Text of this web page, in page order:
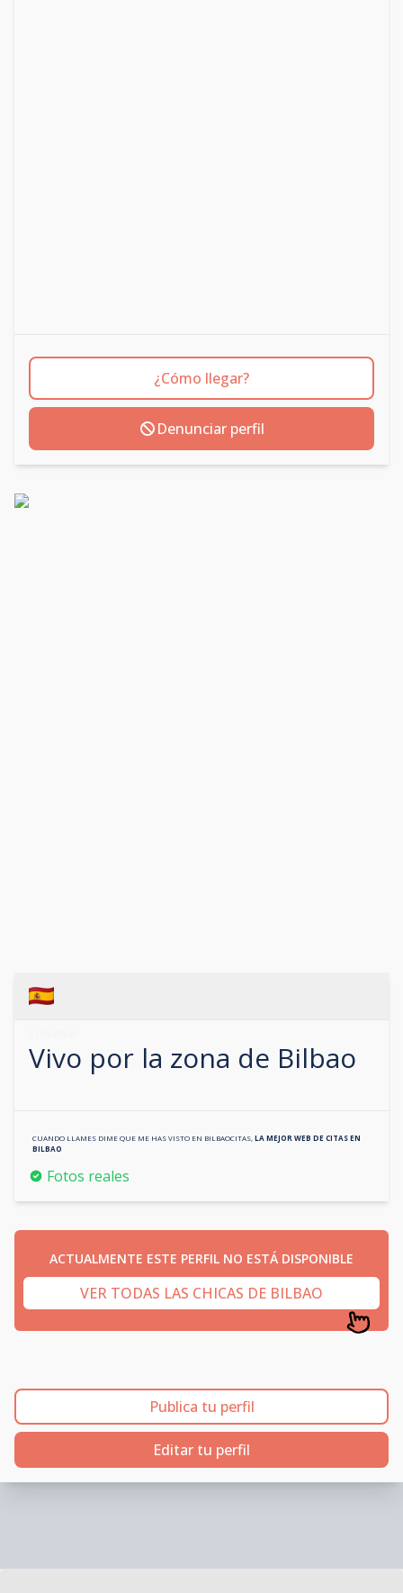
¿Cómo llegar?
Denunciar perfil
Vivo por la zona de Bilbao
CUANDO LLAMES DIME QUE ME HAS VISTO EN BILBAOCITAS LA MEJOR WEB DE CITAS EN
BILBAO
Fotos reales
ACTUALMENTE ESTE PERFIL NO ESTÁ DISPONIBLE
VER TODAS LAS CHICAS DE BILBAO
Publica tu perfil
Editar tu perfil